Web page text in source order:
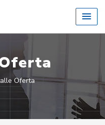
Oferta